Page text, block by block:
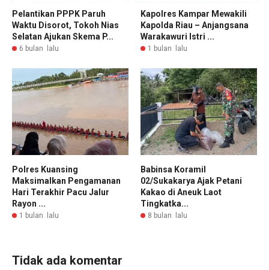
Pelantikan PPPK Paruh
Waktu Disorot, Tokoh Nias
Selatan Ajukan Skema P...
6 bulan lalu
Kapolres Kampar Mewakili
Kapolda Riau – Anjangsana
Warakawuri Istri ...
1 bulan lalu
Polres Kuansing
Maksimalkan Pengamanan
Hari Terakhir Pacu Jalur
Rayon ...
1 bulan lalu
Babinsa Koramil
02/Sukakarya Ajak Petani
Kakao di Aneuk Laot
Tingkatka...
8 bulan lalu
Tidak ada komentar